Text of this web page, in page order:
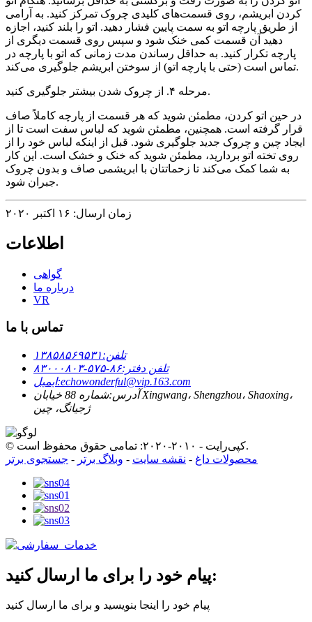
کردن ابریشم، روی قسمت‌های کلیدی چروک تمرکز کنید. به آرامی
از طریق پارچه اتو به سمت پایین فشار دهید. اتو را بلند کنید، اجازه
دهید آن قسمت کمی خنک شود و سپس روی قسمت دیگری از
پارچه تکرار کنید. به حداقل رساندن مدت زمانی که اتو با پارچه در
تماس است (حتی با پارچه اتو) از سوختن ابریشم جلوگیری می‌کند.
مرحله ۴. از چروک شدن بیشتر جلوگیری کنید.
در حین اتو کردن، مطمئن شوید که هر قسمت از پارچه کاملاً صاف
قرار گرفته است. همچنین، مطمئن شوید که لباس سفت است تا از
ایجاد چین و چروک جدید جلوگیری شود. قبل از اینکه لباس خود را از
روی تخته اتو بردارید، مطمئن شوید که خنک و خشک است. این کار
به شما کمک می‌کند تا زحماتتان با ابریشمی صاف و بدون چروک
جبران شود.
زمان ارسال: ۱۶ اکتبر ۲۰۲۰
اطلاعات
گواهی
درباره ما
VR
تماس با ما
تلفن:۱۳۸۵۸۵۶۹۵۳۱
تلفن دفتر:۸۶-۵۷۵-۸۳۰۰۰۸۰۳
ایمیل:echowonderful@vip.163.com
آدرس:
شماره 88 خیابان Xingwang، Shengzhou، Shaoxing،
ژجیانگ، چین
© کپی‌رایت - ۲۰۱۰-۲۰۲۰: تمامی حقوق محفوظ است.
محصولات داغ - نقشه سایت - وبلاگ برتر - جستجوی برتر
پیام خود را برای ما ارسال کنید:
پیام خود را اینجا بنویسید و برای ما ارسال کنید